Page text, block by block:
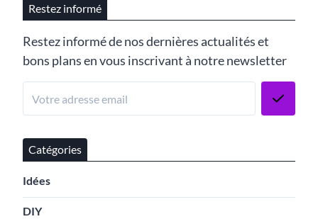
Restez informé
Restez informé de nos dernières actualités et
bons plans en vous inscrivant à notre newsletter
Catégories
Idées
DIY